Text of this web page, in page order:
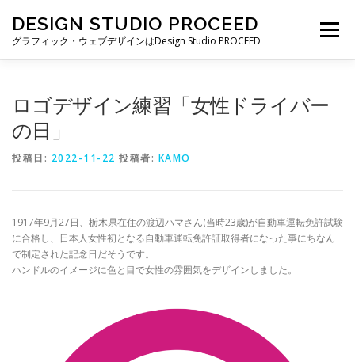
DESIGN STUDIO PROCEED
グラフィック・ウェブデザインはDesign Studio PROCEED
メニュー
ロゴデザイン練習「女性ドライバー
の日」
投稿日: 2022-11-22 投稿者: KAMO
1917年9月27日、栃木県在住の渡辺ハマさん(当時23歳)が自動車運転免許試験
に合格し、日本人女性初となる自動車運転免許証取得者になった事にちなん
で制定された記念日だそうです。
ハンドルのイメージに色と目で女性の雰囲気をデザインしました。